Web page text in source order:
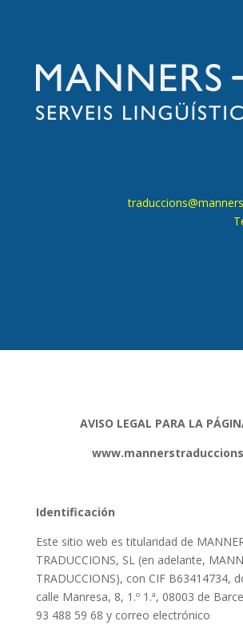
AVISO LEGAL PARA LA
Identificación
Este sitio web es titularidad de
TRADUCCIONS, SL (en adelante,
TRADUCCIONS), con CIF B63414734,
calle Manresa, 8, 1.º 1.ª, 08003 de
93 488 59 68 y correo electrónico